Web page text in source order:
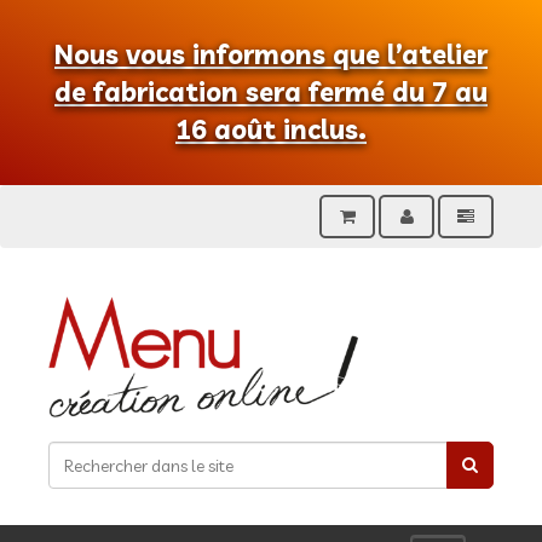
Nous vous informons que l’atelier
de fabrication sera fermé du 7 au
16 août inclus.